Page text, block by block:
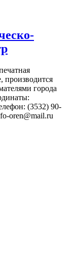
производится
города
(3532) 90-
oren@mail.ru